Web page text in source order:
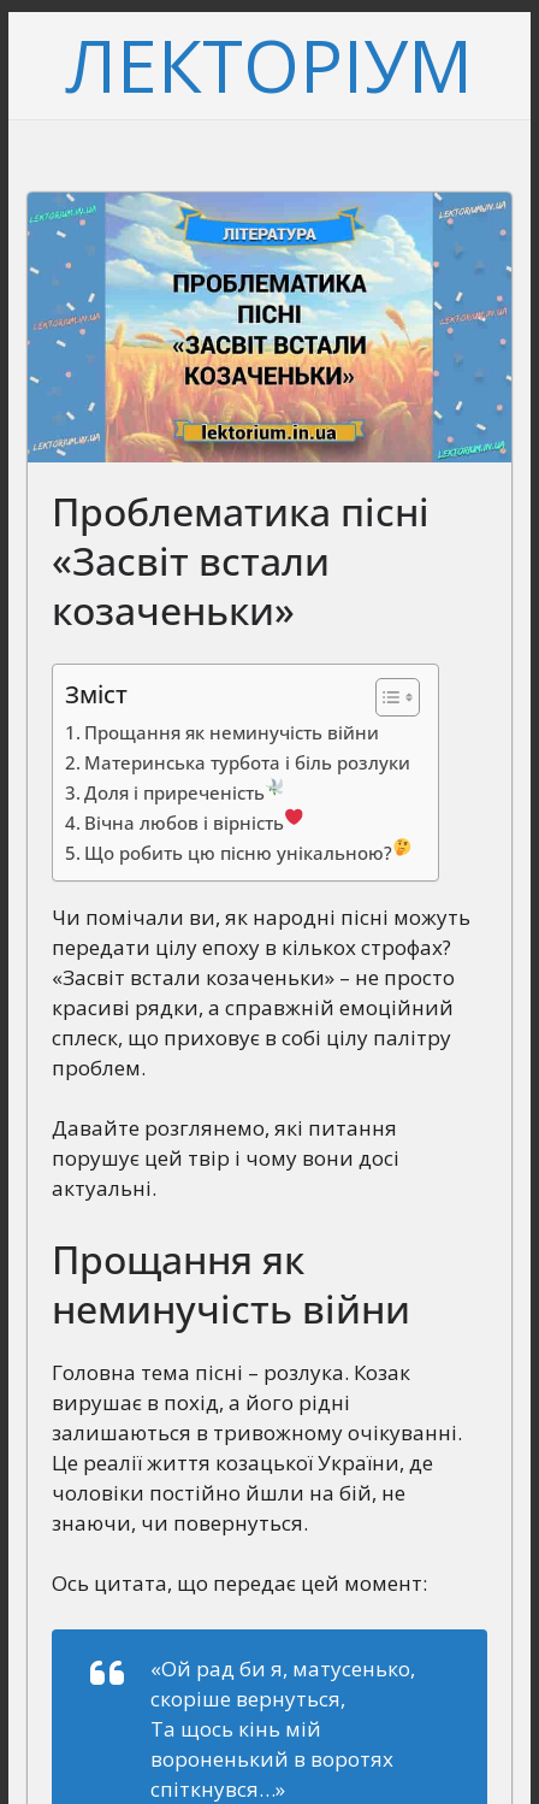
вмістуЛЕКТОРІУМ
Проблематика пісні
«Засвіт встали
козаченьки»
Зміст
Прощання як неминучість війни
Материнська турбота і біль розлуки
Доля і приреченість
Вічна любов і вірність
Що робить цю пісню унікальною?
Чи помічали ви, як народні пісні можуть
передати цілу епоху в кількох строфах?
«Засвіт встали козаченьки» – не просто
красиві рядки, а справжній емоційний
сплеск, що приховує в собі цілу палітру
проблем.
Давайте розглянемо, які питання
порушує цей твір і чому вони досі
актуальні.
Прощання як
неминучість війни
Головна тема пісні – розлука. Козак
вирушає в похід, а його рідні
залишаються в тривожному очікуванні.
Це реалії життя козацької України, де
чоловіки постійно йшли на бій, не
знаючи, чи повернуться.
Ось цитата, що передає цей момент:
«Ой рад би я, матусенько,
скоріше вернуться,
Та щось кінь мій
вороненький в воротях
спіткнувся…»